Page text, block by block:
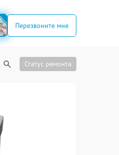
Перезвоните мне
Статус ремонта